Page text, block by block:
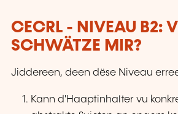
CECRL - NIVEAU B2:
SCHWÄTZE MIR?
Jiddereen, deen dëse Niveau
Kann d'Haaptinhalter vu